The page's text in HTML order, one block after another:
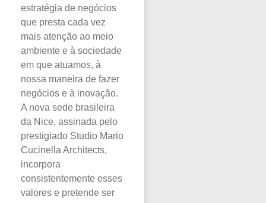
estratégia de negócios
que presta cada vez
mais atenção ao meio
ambiente e à sociedade
em que atuamos, à
nossa maneira de fazer
negócios e à inovação.
A nova sede brasileira
da Nice, assinada pelo
prestigiado Studio Mario
Cucinella Architects,
incorpora
consistentemente esses
valores e pretende ser